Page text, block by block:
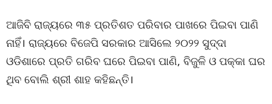
ଆଜିବି ରାଜ୍ୟରେ ୩୫ ପ୍ରତିଶତ ପରିବାର ପାଖରେ ପିଇବା ପାଣି
ନାହିଁ। ରାଜ୍ୟରେ ବିଜେପି ସରକାର ଆସିଲେ ୨୦୨୨ ସୁଦ୍ଦା
ଓଡିଶାରେ ପ୍ରତି ଗରିବ ଘରେ ପିଇବା ପାଣି, ବିଜୁଳି ଓ ପକ୍କା ଘର
ଥିବ ବୋଲି ଶ୍ରୀ ଶାହ କହିଛନ୍ତି।